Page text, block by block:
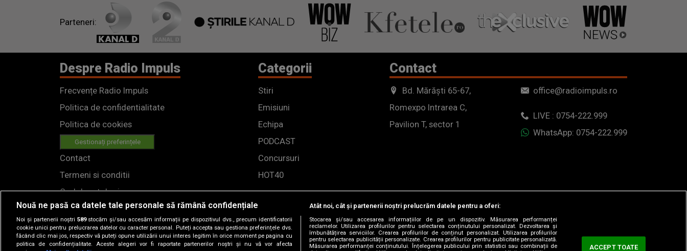
Parteneri:
Despre Radio Impuls
Frecvențe Radio Impuls
Politica de confidentialitate
Politica de cookies
Gestionați preferințele
Contact
Termeni si conditii
Cod deontologic
Regulamente
Categorii
Stiri
Emisiuni
Echipa
PODCAST
Concursuri
HOT40
Contact
Bd. Mărăști 65-67,
Romexpo Intrarea C,
Pavilion T, sector 1
office@radioimpuls.ro
LIVE : 0754-222.999
WhatsApp: 0754-222.999
Nouă ne pasă ca datele tale personale să rămână confidențiale
Noi și partenerii noștri 589stocăm și/sau accesăm informații pe dispozitivul dvs., precum identificatorii
cookie unici pentru prelucrarea datelor cu caracter personal. Puteți accepta sau gestiona preferințele dvs.
făcând clic mai jos, respectiv vă puteți opune utilizării unui interes legitim în orice moment pe pagina cu
politica de confidențialitate. Aceste alegeri vor fi raportate partenerilor noștri și nu vă vor afecta
Atât noi, cât și partenerii noștri prelucrăm datele pentru a oferi:
Stocarea și/sau accesarea informațiilor de pe un dispozitiv. Măsurarea performanței
reclamelor. Utilizarea profilurilor pentru selectarea conținutului personalizat. Dezvoltarea și
îmbunătățirea serviciilor. Crearea profilurilor de conținut personalizat. Utilizarea profilurilor
pentru selectarea publicității personalizate. Crearea profilurilor pentru publicitate personalizată.
Măsurarea performanței conținutului. Înțelegerea publicului prin statistici sau combinații de
ACCEPT TOATE